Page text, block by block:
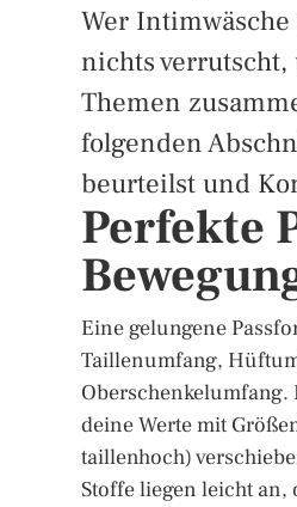
Wer
nichts
Themen
folgenden
beurteilst und
Perfekte
Eine gelungene
Taillenumfang,
Oberschenkelumfang.
deine Werte mit
taillenhoch)
Stoffe liegen leicht an,